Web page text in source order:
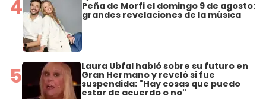
4 Peña de Morfi el domingo 9 de agosto:
grandes revelaciones de la música
5 Laura Ubfal habló sobre su futuro en
Gran Hermano y reveló si fue
suspendida: "Hay cosas que puedo
estar de acuerdo o no"